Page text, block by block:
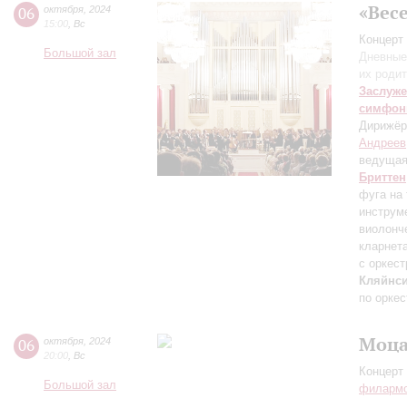
06 октября 2024
15:00 Вс
Большой зал
их
Андреев
ведущая
Бриттен
фуга
с
по
06 октября 2024
20:00 Вс
Большой зал